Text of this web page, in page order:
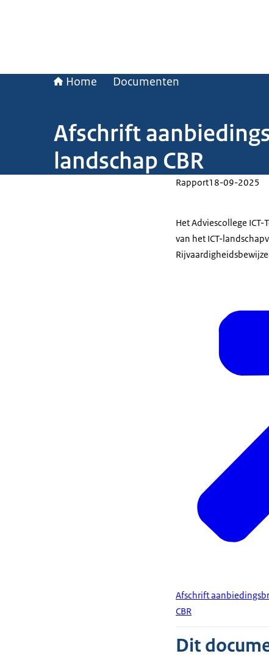
Home Documenten
Afschrift
landschap CBR
Rapport18-09-2025
Het Adviescollege
van het ICT-
Afschrift
CBR
Dit